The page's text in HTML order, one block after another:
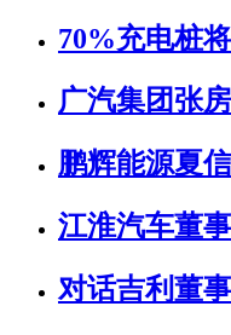
70%充电桩
广汽集团张
鹏辉能源夏
江淮汽车董
对话吉利董